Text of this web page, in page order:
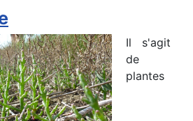
Il s'agit
de
plantes